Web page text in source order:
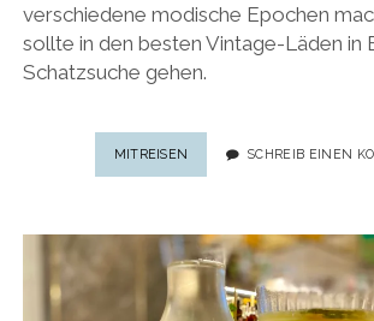
verschiedene modische Epochen
sollte in den besten Vintage-Läden in
Schatzsuche gehen.
MITREISEN VINTAGE-
LÄDEN
SCHATZSUCHE
IN
DER
SCHOTTISCHEN
SCHREIB EINEN